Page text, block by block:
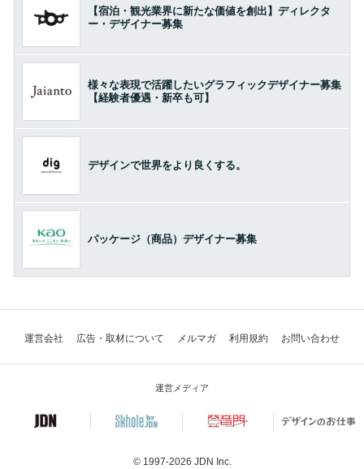
【宿泊・観光業界に新たな価値を創出】ディレクタ
ー・デザイナー募集
様々な表現で活躍したいグラフィックデザイナー募集
【経験者優遇・新卒も可】
デザインで世界をより良くする。
パッケージ（商品）デザイナー募集
運営会社 広告・取材について メルマガ 利用規約 お問い合わせ
運営メディア
© 1997-2026 JDN Inc.